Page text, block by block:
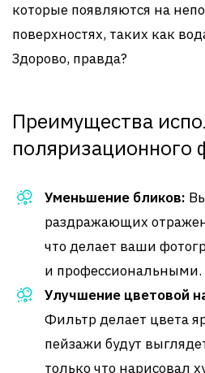
которые появляются на
поверхностях, таких как
Здорово, правда?
Преимущества
поляризационного
Уменьшение бликов:
раздражающих
что делает ваши
и профессиональными.
Улучшение цветовой
Фильтр делает цвета
пейзажи будут
только что нарисовал